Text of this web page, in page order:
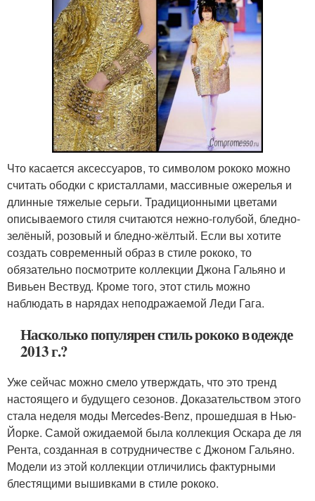
Что касается аксессуаров, то символом рококо можно
считать ободки с кристаллами, массивные ожерелья и
длинные тяжелые серьги. Традиционными цветами
описываемого стиля считаются нежно-голубой, бледно-
зелёный, розовый и бледно-жёлтый. Если вы хотите
создать современный образ в стиле рококо, то
обязательно посмотрите коллекции Джона Гальяно и
Вивьен Вествуд. Кроме того, этот стиль можно
наблюдать в нарядах неподражаемой Леди Гага.
Насколько популярен стиль рококо в одежде
2013 г.?
Уже сейчас можно смело утверждать, что это тренд
настоящего и будущего сезонов. Доказательством этого
стала неделя моды Mercedes-Benz, прошедшая в Нью-
Йорке. Самой ожидаемой была коллекция Оскара де ля
Рента, созданная в сотрудничестве с Джоном Гальяно.
Модели из этой коллекции отличились фактурными
блестящими вышивками в стиле рококо.